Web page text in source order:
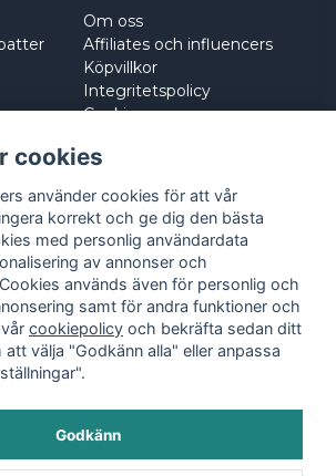
Om oss
Affiliates och influencers
Köpvillkor
Integritetspolicy
Cookies
cookies
använder cookies för att vår
korrekt och ge dig den bästa
med personlig användardata
av annonser och
används även för personlig och
samt för andra funktioner och
cookiepolicy och bekräfta sedan ditt
välja "Godkänn alla" eller anpassa
Godkänn